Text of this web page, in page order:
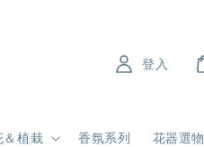
＆植栽 香氛系列 花器選物
登入